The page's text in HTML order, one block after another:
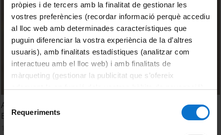
pròpies i de tercers amb la finalitat de gestionar les
vostres preferències (recordar informació perquè accediu
al lloc web amb determinades característiques que
puguin diferenciar la vostra experiència de la d’altres
usuaris), amb finalitats estadístiques (analitzar com
interactueu amb el lloc web) i amb finalitats de
màrqueting (gestionar la publicitat que s’ofereix
consultar laPolítica de galetes del lloc web de la
Selecció
de Requeriments
A new international consortium to facilitate Stem Cell-
Based Therapy for Huntington’s disease